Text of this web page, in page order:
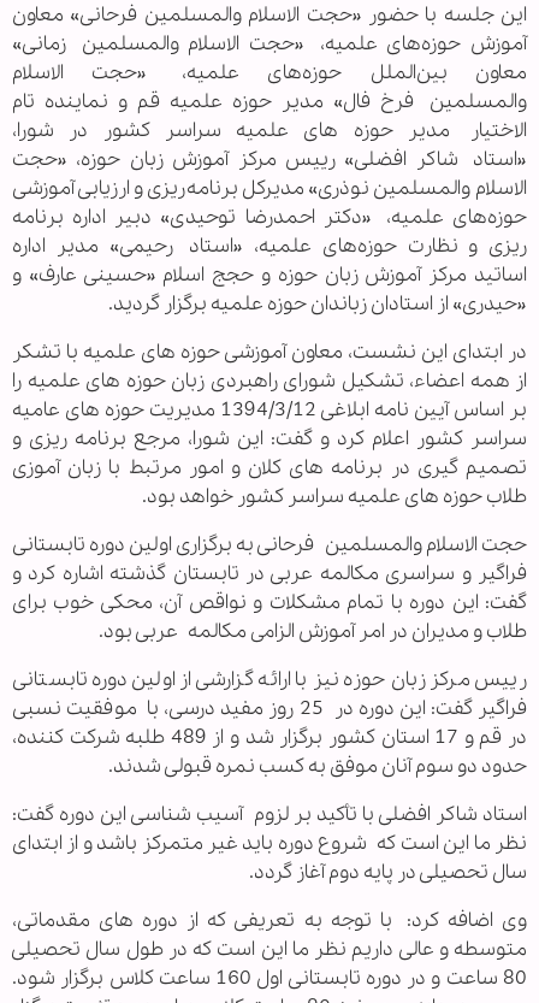
این جلسه با حضور «حجت الاسلام والمسلمین فرحانی» معاون
آموزش حوزه‌های علمیه، «حجت الاسلام والمسلمین زمانی»
معاون بین‌الملل حوزه‌های علمیه، «حجت الاسلام
والمسلمین فرخ فال» مدیر حوزه علمیه قم و نماینده تام
الاختیار مدیر حوزه های علمیه سراسر کشور در شورا،
«استاد شاکر افضلی» رییس مرکز آموزش زبان حوزه، «حجت
الاسلام والمسلمین نوذری» مدیرکل برنامه‌ریزی و ارزیابی آموزشی
حوزه‌های علمیه، «دکتر احمدرضا توحیدی» دبیر اداره برنامه
ریزی و نظارت حوزه‌های علمیه، «استادرحیمی» مدیر اداره
اساتید مرکز آموزش زبان حوزه و حجج اسلام «حسینی عارف» و
«حیدری» از استادان زباندان حوزه علمیه برگزار گردید.
در ابتدای این نشست، معاون آموزشی حوزه های علمیه با تشکر
از همه اعضاء، تشکیل شورای راهبردی زبان حوزه های علمیه را
بر اساس آیین نامه ابلاغی 1394/3/12 مدیریت حوزه های عامیه
سراسر کشور اعلام کرد و گفت: این شورا، مرجع برنامه ریزی و
تصمیم گیری در برنامه های کلان و امور مرتبط با زبان آموزی
طلاب حوزه های علمیه سراسر کشور خواهد بود.
حجت الاسلام والمسلمین فرحانی به برگزاری اولین دوره تابستانی
فراگیر و سراسری مکالمه عربی در تابستان گذشته اشاره کرد و
گفت: این دوره با تمام مشکلات و نواقص آن، محکی خوب برای
طلاب و مدیران در امر آموزش الزامی مکالمه عربی بود.
رییس مرکز زبان حوزه نیز با ارائه گزارشی از اولین دوره تابستانی
فراگیر گفت: این دوره در 25 روز مفید درسی، با
موفقیت نسبی
در قم و 17 استان کشور برگزار شد و از 489 طلبه شرکت کننده،
حدود دو سوم آنان موفق به کسب نمره قبولی شدند.
استاد شاکر افضلی با تأکید بر لزومآسیب شناسی این دوره گفت:
نظر ما این است که شروع دوره باید غیر متمرکز باشد و از ابتدای
سال تحصیلی در پایه دوم آغاز گردد.
وی اضافه کرد: با توجه به تعریفی که از دوره های مقدماتی،
متوسطه و عالی داریم نظر ما این است که در طول سال تحصیلی
80 ساعت و در دوره تابستانی اول 160 ساعت کلاس برگزار شود.